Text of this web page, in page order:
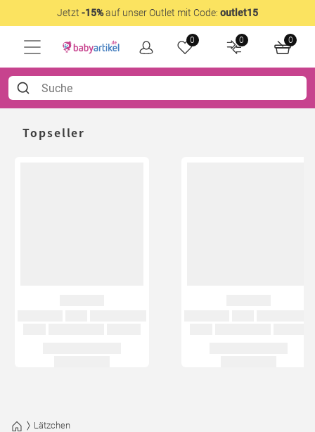
Jetzt -15%auf unser Outlet mit Code: outlet15
0 0 0
Topseller
Lätzchen